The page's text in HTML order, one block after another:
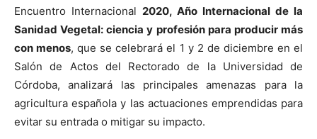
Encuentro Internacional 2020, Año Internacional de la
Sanidad Vegetal: ciencia y profesión para producir más
con menos, que se celebrará el 1 y 2 de diciembre en el
Salón de Actos del Rectorado de la Universidad de
Córdoba, analizará las principales amenazas para la
agricultura española y las actuaciones emprendidas para
evitar su entrada o mitigar su impacto.